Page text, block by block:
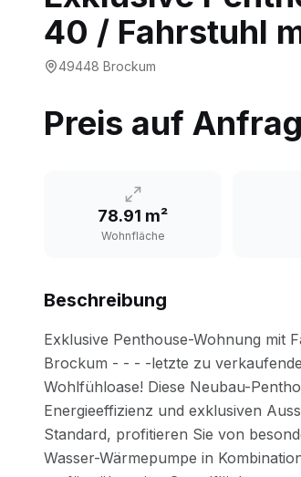
40 / Fahrstuhl
49448 Brockum
Preis auf
78.91 m²
Wohnfläche
Beschreibung